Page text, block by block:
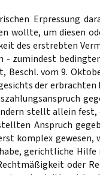
Erpressung
wollte, um diesen
des erstrebten
zumindest
Beschl. vom 9.
der erbrachten
stellt allein fest,
Anspruch
komplex gewesen,
gerichtliche Hilfe
oder